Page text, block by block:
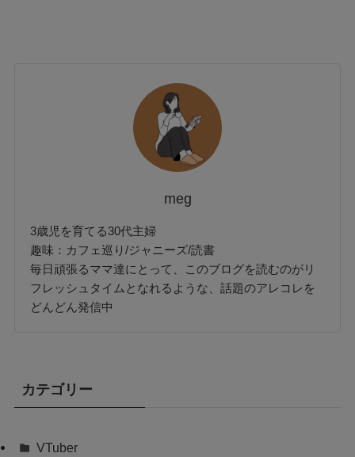
meg
3歳児を育てる30代主婦
趣味：カフェ巡り/ジャニーズ/読書
毎日頑張るママ達にとって、このブログを読むのがリ
フレッシュタイムとなれるような、話題のアレコレを
どんどん発信中
カテゴリー
VTuber